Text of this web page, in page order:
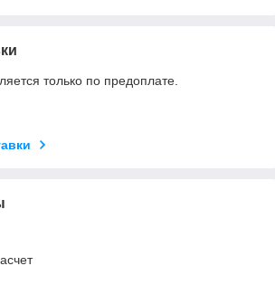
только по предоплате.